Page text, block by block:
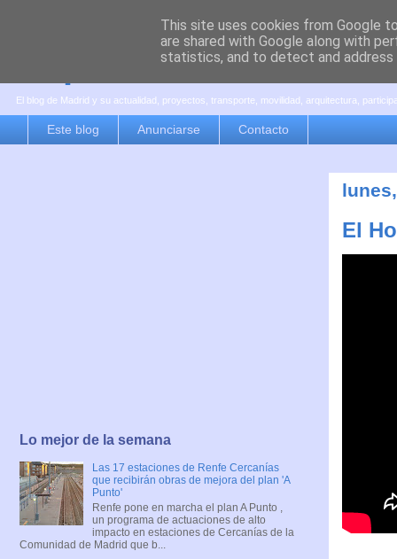
es por madrid
El blog de Madrid y su actualidad, proyectos, transporte, movilidad, arquitectura,
Este blog Anunciarse Contacto
El
Lo mejor de la semana
Las 17 estaciones de Renfe Cercanías
que recibirán obras de mejora del plan 'A
Punto'
Renfe pone en marcha el plan A Punto ,
un programa de actuaciones de alto
impacto en estaciones de Cercanías de la
Comunidad de Madrid que b...
This site uses cookies from Google
are shared with Google along with
statistics, and to detect and address